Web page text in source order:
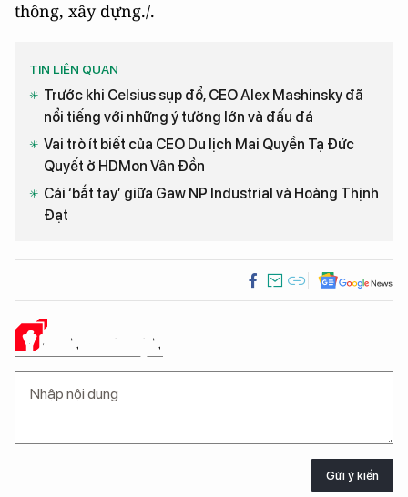
thông, xây dựng./.
TIN LIÊN QUAN
Trước khi Celsius sụp đổ, CEO Alex Mashinsky đã
nổi tiếng với những ý tưởng lớn và đấu đá
Vai trò ít biết của CEO Du lịch Mai Quyền Tạ Đức
Quyết ở HDMon Vân Đồn
Cái ‘bắt tay’ giữa Gaw NP Industrial và Hoàng Thịnh
Đạt
Ý KIẾN CỦA BẠN
Gửi ý kiến